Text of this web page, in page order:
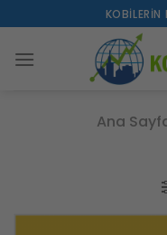
atla
KOBILERIN
Ana